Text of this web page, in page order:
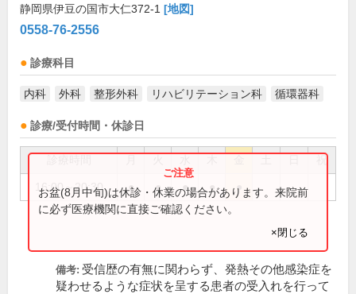
静岡県伊豆の国市大仁372-1 [地図]
0558-76-2556
診療科目
内科 外科 整形外科 リハビリテーション科 循環器科
診療/受付時間・休診日
祝
16:00～20:30 ● ● ● ● ●
お盆(8月中旬)は休診・休業の場合があります。来院前
に必ず医療機関に直接ご確認ください。
×閉じる
備考: 受信歴の有無に関わらず、発熱その他感染症を
疑わせるような症状を呈する患者の受入れを行って